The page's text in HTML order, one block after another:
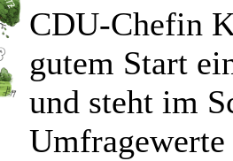
CDU-Chefin
gutem Start
und steht im